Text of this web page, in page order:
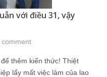
với điều 31, vậy
comment
thêm kiến thức! Thiệt
lấy mất việc làm của lao